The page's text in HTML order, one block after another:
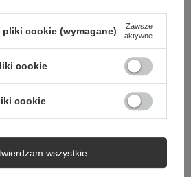
Masz pytania?
Zadaj pytanie
cookie (wymagane)
Zawsze
aktywne
cookie
cookie
wszystkie